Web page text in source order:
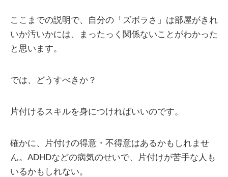
ここまでの説明で、自分の「ズボラさ」は部屋がきれ
いか汚いかには、まったっく関係ないことがわかった
と思います。
では、どうすべきか？
片付けるスキルを身につければいいのです。
確かに、片付けの得意・不得意はあるかもしれませ
ん。ADHDなどの病気のせいで、片付けが苦手な人も
いるかもしれない。